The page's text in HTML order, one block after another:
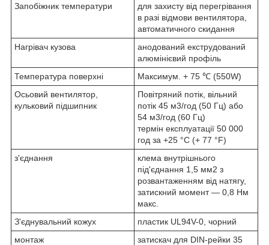
Запобіжник температури
для захисту від перегрівання
в разі відмови вентилятора,
автоматичного скидання
Нагрівач кузова
анодований екструдований
алюмінієвий профіль
Температура поверхні
Максимум. + 75 ℃ (550W)
Осьовий вентилятор,
кульковий підшипник
Повітряний потік, вільний
потік 45 м3/год (50 Гц) або
54 м3/год (60 Гц)
термін експлуатації 50 000
год за +25 °C (+ 77 °F)
з'єднання
клема внутрішнього
під'єднання 1,5 мм2 з
розвантаженням від натягу,
затискний момент — 0,8 Нм
макс.
З'єднувальний кожух
пластик UL94V-0, чорний
монтаж
затискач для DIN-рейки 35